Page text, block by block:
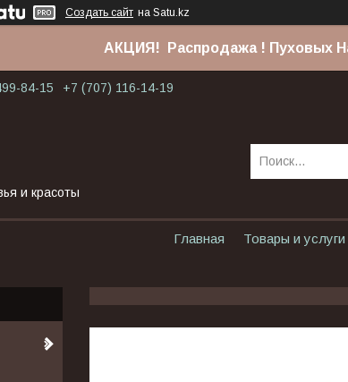
Создать сайт на Satu.kz
АКЦИЯ! Распродажа ! Пуховых
84-15 +7 (707) 116-14-19
и красоты
Главная Товары и услуги